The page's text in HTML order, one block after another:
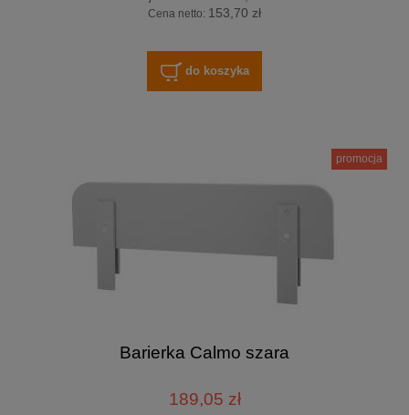
Cena netto: 153,70 zł
do koszyka
Barierka Calmo szara
189,05 zł
promocja